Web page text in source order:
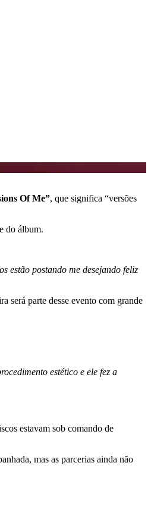
Of Me”, que significa “versões
do álbum.
estão postando me desejando feliz
será parte desse evento com grande
estético e ele fez a
estavam sob comando de
mas as parcerias ainda não